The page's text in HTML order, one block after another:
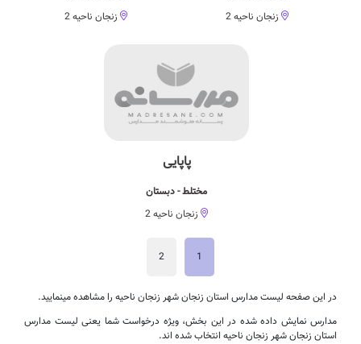
زنجان ناحیه 2
زنجان ناحیه 2
پاپایی
مختلط - دبستان
زنجان ناحیه 2
1
2
در این صفحه لیست مدارس استان زنجان شهر زنجان ناحیه را مشاهده مینمایید.
مدارس نمایش داده شده در این بخش، ویژه درخواست شما یعنی لیست مدارس
استان زنجان شهر زنجان ناحیه انتخاب شده اند.